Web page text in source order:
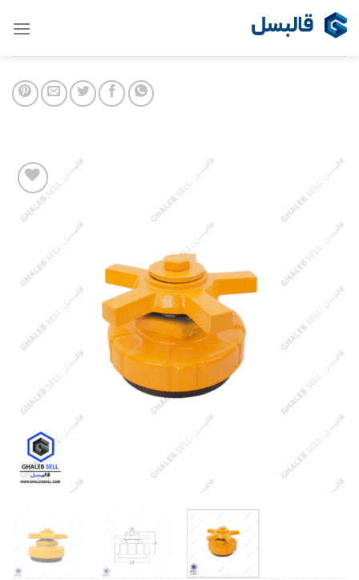
Skip
Add to
wishlist